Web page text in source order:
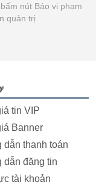
nút Báo vi phạm
quản trị
tin VIP
Banner
dẫn thanh toán
dẫn đăng tin
tài khoản